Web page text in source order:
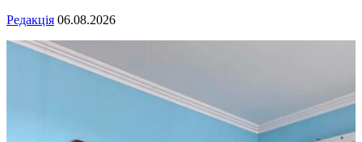
Редакція 06.08.2026